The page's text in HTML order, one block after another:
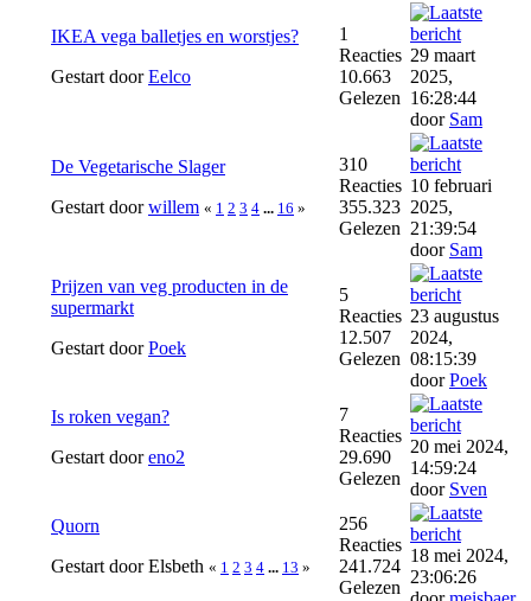
IKEA vega balletjes en worstjes?
Gestart doorEelco
1
Reacties
10.663
Gelezen
29 maart
2025,
16:28:44
door Sam
De Vegetarische Slager
Gestart doorwillem « 1 2 3 4 ... 16 »
310
Reacties
355.323
Gelezen
10 februari
2025,
21:39:54
door Sam
Prijzen van veg producten in de
supermarkt
Gestart doorPoek
5
Reacties
12.507
Gelezen
23 augustus
2024,
08:15:39
doorPoek
Is roken vegan?
Gestart dooreno2
7
Reacties
29.690
Gelezen
20 mei 2024,
14:59:24
door Sven
Quorn
Gestart door Elsbeth « 1 2 3 4 ... 13 »
256
Reacties
241.724
Gelezen
18 mei 2024,
23:06:26